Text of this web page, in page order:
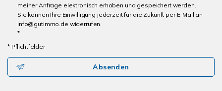
meiner Anfrage elektronisch erhoben und gespeichert werden.
Sie können Ihre Einwilligung jederzeit für die Zukunft per E-Mail an
info@gutimmo.de widerrufen.
*
* Pflichtfelder
Absenden